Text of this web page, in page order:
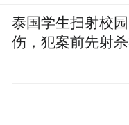
尤其要注意的是，
能低下的人群，
用生冷、不洁或
泰国学生扫射校
伤，犯案前先射